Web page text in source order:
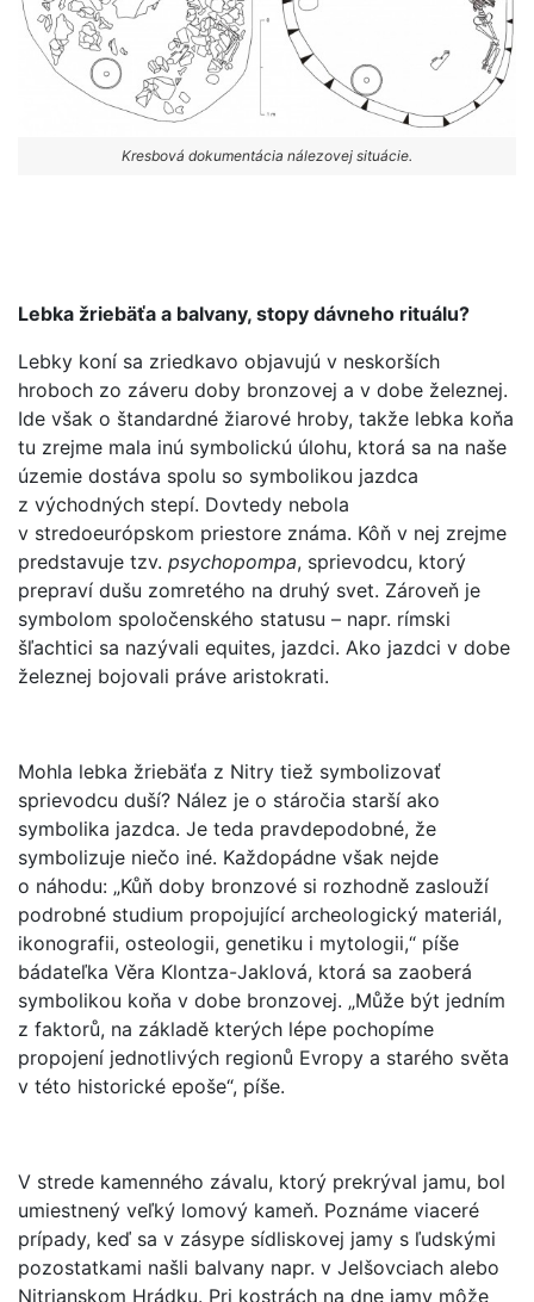
Kresbová dokumentácia nálezovej situácie.
Lebka žriebäťa a balvany, stopy dávneho rituálu?
Lebky koní sa zriedkavo objavujú v neskorších
hroboch zo záveru doby bronzovej a v dobe železnej.
Ide však o štandardné žiarové hroby, takže lebka koňa
tu zrejme mala inú symbolickú úlohu, ktorá sa na naše
územie dostáva spolu so symbolikou jazdca
z východných stepí. Dovtedy nebola
v stredoeurópskom priestore známa. Kôň v nej zrejme
predstavuje tzv. psychopompa, sprievodcu, ktorý
prepraví dušu zomretého na druhý svet. Zároveň je
symbolom spoločenského statusu – napr. rímski
šľachtici sa nazývali equites, jazdci. Ako jazdci v dobe
železnej bojovali práve aristokrati.
Mohla lebka žriebäťa z Nitry tiež symbolizovať
sprievodcu duší? Nález je o stáročia starší ako
symbolika jazdca. Je teda pravdepodobné, že
symbolizuje niečo iné. Každopádne však nejde
o náhodu: „Kůň doby bronzové si rozhodně zaslouží
podrobné studium propojující archeologický materiál,
ikonografii, osteologii, genetiku i mytologii,“ píše
bádateľka Věra Klontza-Jaklová, ktorá sa zaoberá
symbolikou koňa v dobe bronzovej. „Může být jedním
z faktorů, na základě kterých lépe pochopíme
propojení jednotlivých regionů Evropy a starého světa
v této historické epoše“, píše.
V strede kamenného závalu, ktorý prekrýval jamu, bol
umiestnený veľký lomový kameň. Poznáme viaceré
prípady, keď sa v zásype sídliskovej jamy s ľudskými
pozostatkami našli balvany napr. v Jelšovciach alebo
Nitrianskom Hrádku. Pri kostrách na dne jamy môže